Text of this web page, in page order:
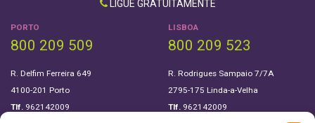
LIGUE GRATUITAMENTE
PORTO
800 209 509
R. Delfim Ferreira 649
4100-201 Porto
Tlf. 962142009
LISBOA
800 209 523
R. Rodrigues Sampaio 7/7A
2795-175 Linda-a-Velha
Tlf. 962142009